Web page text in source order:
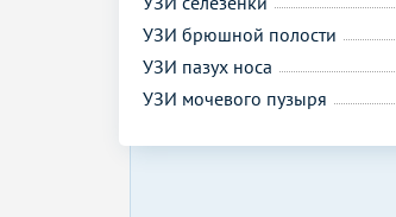
УЗИ брюшной полости
УЗИ пазух носа
УЗИ мочевого пузыря